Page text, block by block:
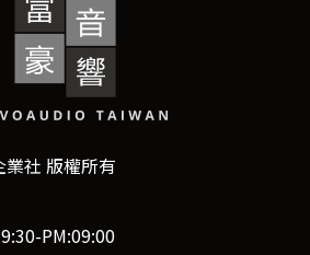
社 版權所有
PM:09:00